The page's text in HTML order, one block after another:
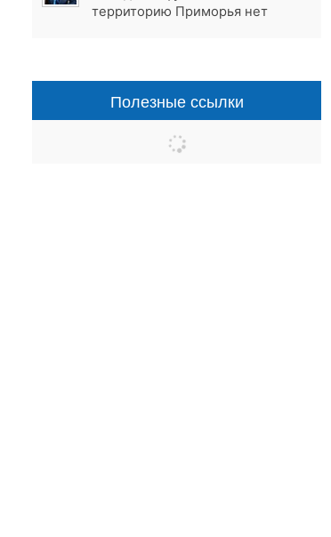
территорию Приморья нет
Полезные ссылки